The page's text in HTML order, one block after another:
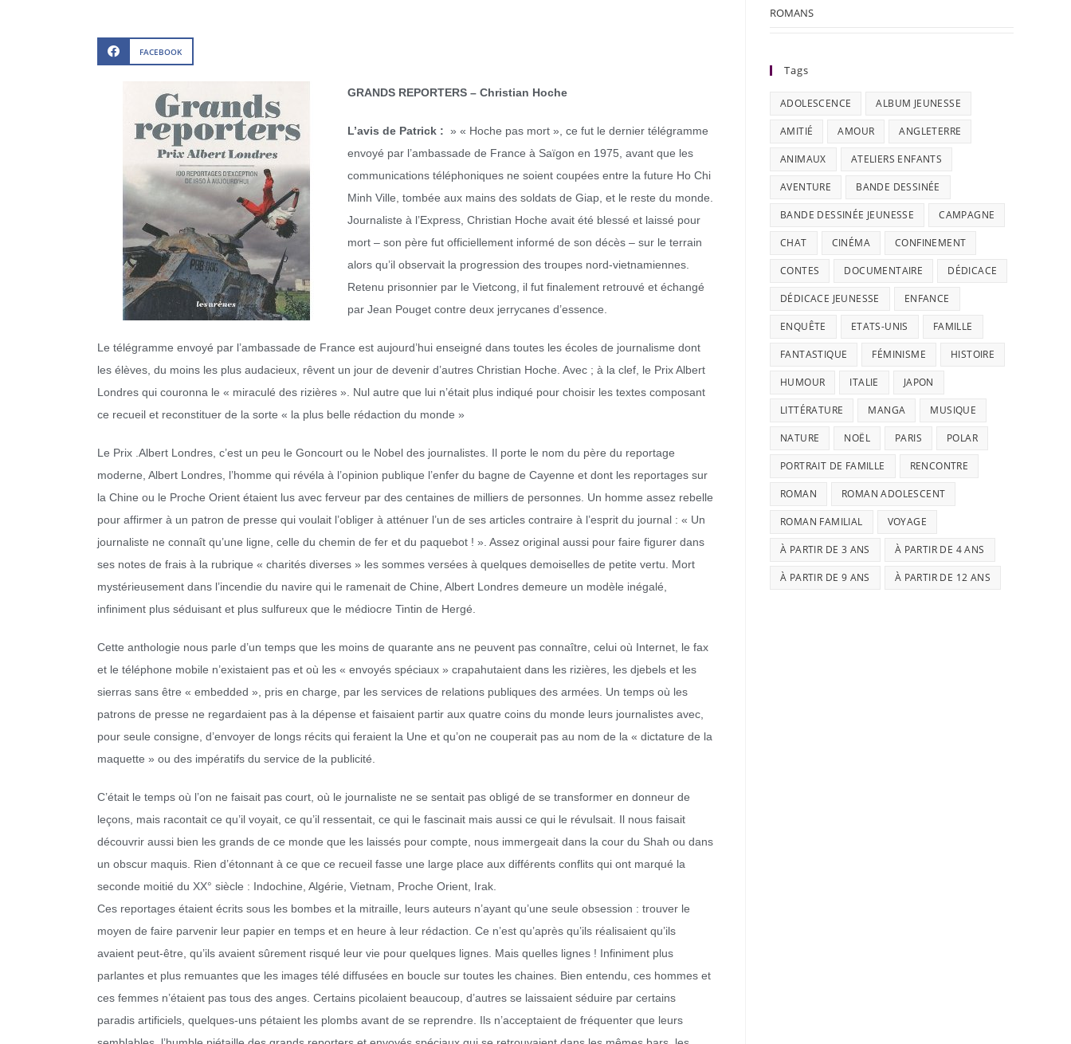
FACEBOOK
GRANDS REPORTERS – Christian Hoche
L’avis de Patrick : » « Hoche pas mort », ce fut le dernier télégramme
envoyé par l’ambassade de France à Saïgon en 1975, avant que les
communications téléphoniques ne soient coupées entre la future Ho Chi
Minh Ville, tombée aux mains des soldats de Giap, et le reste du monde.
Journaliste à l’Express, Christian Hoche avait été blessé et laissé pour
mort – son père fut officiellement informé de son décès – sur le terrain
alors qu’il observait la progression des troupes nord-vietnamiennes.
Retenu prisonnier par le Vietcong, il fut finalement retrouvé et échangé
par Jean Pouget contre deux jerrycanes d’essence.
Le télégramme envoyé par l’ambassade de France est aujourd’hui enseigné dans toutes les écoles de journalisme dont
les élèves, du moins les plus audacieux, rêvent un jour de devenir d’autres Christian Hoche. Avec ; à la clef, le Prix Albert
Londres qui couronna le « miraculé des rizières ». Nul autre que lui n’était plus indiqué pour choisir les textes composant
ce recueil et reconstituer de la sorte « la plus belle rédaction du monde »
Le Prix .Albert Londres, c’est un peu le Goncourt ou le Nobel des journalistes. Il porte le nom du père du reportage
moderne, Albert Londres, l’homme qui révéla à l’opinion publique l’enfer du bagne de Cayenne et dont les reportages sur
la Chine ou le Proche Orient étaient lus avec ferveur par des centaines de milliers de personnes. Un homme assez rebelle
pour affirmer à un patron de presse qui voulait l’obliger à atténuer l’un de ses articles contraire à l’esprit du journal : « Un
journaliste ne connaît qu’une ligne, celle du chemin de fer et du paquebot ! ». Assez original aussi pour faire figurer dans
ses notes de frais à la rubrique « charités diverses » les sommes versées à quelques demoiselles de petite vertu. Mort
mystérieusement dans l’incendie du navire qui le ramenait de Chine, Albert Londres demeure un modèle inégalé,
infiniment plus séduisant et plus sulfureux que le médiocre Tintin de Hergé.
Cette anthologie nous parle d’un temps que les moins de quarante ans ne peuvent pas connaître, celui où Internet, le fax
et le téléphone mobile n’existaient pas et où les « envoyés spéciaux » crapahutaient dans les rizières, les djebels et les
sierras sans être « embedded », pris en charge, par les services de relations publiques des armées. Un temps où les
patrons de presse ne regardaient pas à la dépense et faisaient partir aux quatre coins du monde leurs journalistes avec,
pour seule consigne, d’envoyer de longs récits qui feraient la Une et qu’on ne couperait pas au nom de la « dictature de la
maquette » ou des impératifs du service de la publicité.
C’était le temps où l’on ne faisait pas court, où le journaliste ne se sentait pas obligé de se transformer en donneur de
leçons, mais racontait ce qu’il voyait, ce qu’il ressentait, ce qui le fascinait mais aussi ce qui le révulsait. Il nous faisait
découvrir aussi bien les grands de ce monde que les laissés pour compte, nous immergeait dans la cour du Shah ou dans
un obscur maquis. Rien d’étonnant à ce que ce recueil fasse une large place aux différents conflits qui ont marqué la
seconde moitié du XX° siècle : Indochine, Algérie, Vietnam, Proche Orient, Irak.
Ces reportages étaient écrits sous les bombes et la mitraille, leurs auteurs n’ayant qu’une seule obsession : trouver le
moyen de faire parvenir leur papier en temps et en heure à leur rédaction. Ce n’est qu’après qu’ils réalisaient qu’ils
avaient peut-être, qu’ils avaient sûrement risqué leur vie pour quelques lignes. Mais quelles lignes ! Infiniment plus
parlantes et plus remuantes que les images télé diffusées en boucle sur toutes les chaines. Bien entendu, ces hommes et
ces femmes n’étaient pas tous des anges. Certains picolaient beaucoup, d’autres se laissaient séduire par certains
paradis artificiels, quelques-uns pétaient les plombs avant de se reprendre. Ils n’acceptaient de fréquenter que leurs
ROMANS
Tags
ADOLESCENCE ALBUM JEUNESSE
AMITIÉ AMOUR ANGLETERRE
ANIMAUX ATELIERS ENFANTS
AVENTURE BANDE DESSINÉE
BANDE DESSINÉE JEUNESSE CAMPAGNE
CHAT CINÉMA CONFINEMENT
CONTES DOCUMENTAIRE DÉDICACE
DÉDICACE JEUNESSE ENFANCE
ENQUÊTE ETATS-UNIS FAMILLE
FANTASTIQUE FÉMINISME HISTOIRE
HUMOUR ITALIE JAPON
LITTÉRATURE MANGA MUSIQUE
NATURE NOËL PARIS POLAR
PORTRAIT DE FAMILLE RENCONTRE
ROMAN ROMAN ADOLESCENT
ROMAN FAMILIAL VOYAGE
À PARTIR DE 3 ANS À PARTIR DE 4 ANS
À PARTIR DE 9 ANS À PARTIR DE 12 ANS